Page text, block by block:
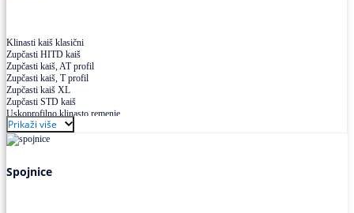
Klinasti kaiš klasični
Zupčasti HITD kaiš
Zupčasti kaiš, AT profil
Zupčasti kaiš, T profil
Zupčasti kaiš XL
Zupčasti STD kaiš
Uskoprofilno klinasto remenje
Uskoprofilno klinasto remenje spojeno
Uskoprofilno klinasto remenje XP extra power
Višekanalno remenje PJ,PK
Prikaži više
Spojnice